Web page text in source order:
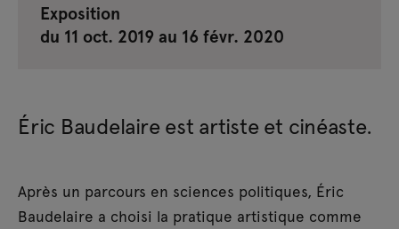
Exposition
du 11 oct. 2019 au 16 févr. 2020
Éric Baudelaire est artiste et cinéaste.
Après un parcours en sciences politiques, Éric
Baudelaire a choisi la pratique artistique comme